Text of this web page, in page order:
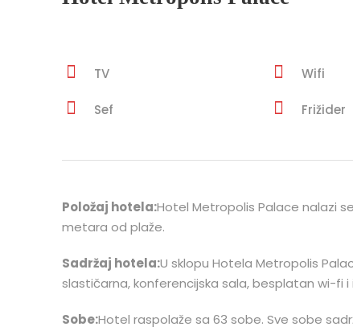
TV Wifi
Sef Frižider
Položaj hotela:Hotel Metropolis Palace nalazi
metara od plaže.
Sadržaj hotela:U sklopu Hotela Metropolis
slastičarna, konferencijska sala, besplatan wi-fi
Sobe:Hotel raspolaže sa 63 sobe. Sve sobe